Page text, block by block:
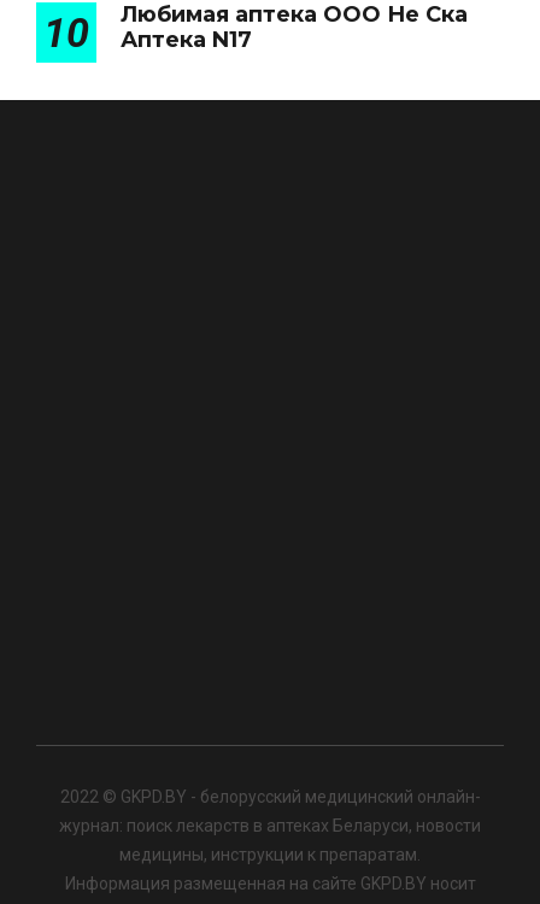
10
Любимая аптека ООО Не Ска
Аптека N17
2022 © GKPD.BY - белорусский медицинский онлайн-
журнал: поиск лекарств в аптеках Беларуси, новости
медицины, инструкции к препаратам.
Информация размещенная на сайте GKPD.BY носит